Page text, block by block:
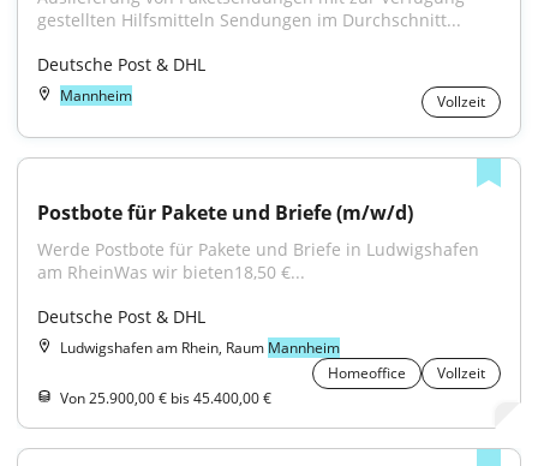
gestellten Hilfsmitteln Sendungen im Durchschnitt...
Deutsche Post & DHL
Mannheim Vollzeit
Postbote für Pakete und Briefe (m/w/d)
Werde Postbote für Pakete und Briefe in Ludwigshafen
am RheinWas wir bieten18,50 €...
Deutsche Post & DHL
Ludwigshafen am Rhein, Raum Mannheim
Homeoffice
Vollzeit
Von 25.900,00 € bis 45.400,00 €